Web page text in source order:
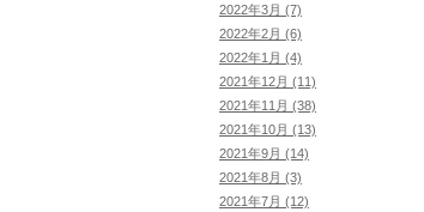
2022年3月 (7)
2022年2月 (6)
2022年1月 (4)
2021年12月 (11)
2021年11月 (38)
2021年10月 (13)
2021年9月 (14)
2021年8月 (3)
2021年7月 (12)